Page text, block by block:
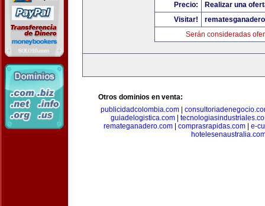
Precio:
Realizar una
Visitar!
Serán consideradas
Otros dominios en venta:
publicidadcolombia.com|
guiadelogistica.com|
remateganadero.com
comprasrapidas.com
e-